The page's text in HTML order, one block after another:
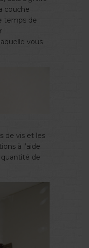
couche
temps de
vous
de vis et les
à l’aide
de